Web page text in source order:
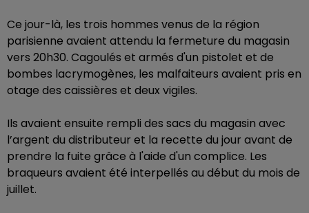
Ce jour-là, les trois hommes venus de la région
parisienne avaient attendu la fermeture du magasin
vers 20h30. Cagoulés et armés d'un pistolet et de
bombes lacrymogènes, les malfaiteurs avaient pris en
otage des caissières et deux vigiles.
Ils avaient ensuite rempli des sacs du magasin avec
l’argent du distributeur et la recette du jour avant de
prendre la fuite grâce à l'aide d'un complice. Les
braqueurs avaient été interpellés au début du mois de
juillet.